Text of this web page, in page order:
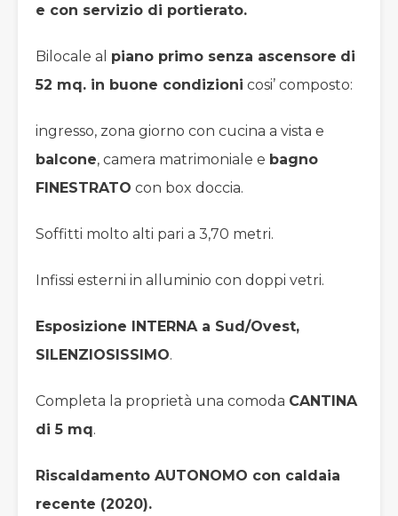
e con servizio di portierato.
Bilocale al piano primo senza ascensore di
52 mq. in buone condizioni cosi’ composto:
ingresso, zona giorno con cucina a vista e
balcone, camera matrimoniale e bagno
FINESTRATO con box doccia.
Soffitti molto alti pari a 3,70 metri.
Infissi esterni in alluminio con doppi vetri.
Esposizione INTERNA a Sud/Ovest,
SILENZIOSISSIMO.
Completa la proprietà una comoda CANTINA
di 5 mq.
Riscaldamento AUTONOMO con caldaia
recente (2020).